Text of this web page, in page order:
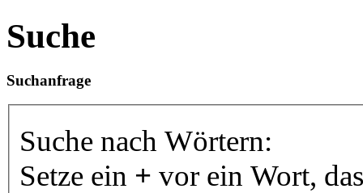
Suche
Suchanfrage
Suche nach Wörtern:
Setze ein + vor ein Wort,